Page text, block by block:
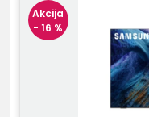
Akcija
- 16 %